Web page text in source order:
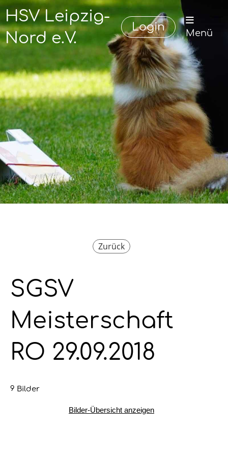
HSV Leipzig-
Nord e.V.
Login Menü
Zurück
SGSV
Meisterschaft
RO 29.09.2018
9 Bilder
Bilder-Übersicht anzeigen